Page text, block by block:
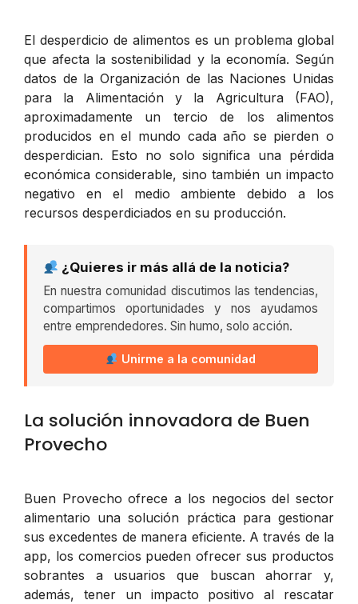
El desperdicio de alimentos es un problema global
que afecta la sostenibilidad y la economía. Según
datos de la Organización de las Naciones Unidas
para la Alimentación y la Agricultura (FAO),
aproximadamente un tercio de los alimentos
producidos en el mundo cada año se pierden o
desperdician. Esto no solo significa una pérdida
económica considerable, sino también un impacto
negativo en el medio ambiente debido a los
recursos desperdiciados en su producción.
¿Quieres ir más allá de la noticia?
En nuestra comunidad discutimos las tendencias,
compartimos oportunidades y nos ayudamos
entre emprendedores. Sin humo, solo acción.
Unirme a la comunidad
La solución innovadora de Buen
Provecho
Buen Provecho ofrece a los negocios del sector
alimentario una solución práctica para gestionar
sus excedentes de manera eficiente. A través de la
app, los comercios pueden ofrecer sus productos
sobrantes a usuarios que buscan ahorrar y,
además, tener un impacto positivo al rescatar